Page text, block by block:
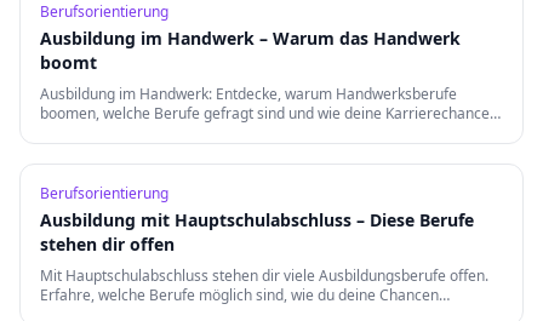
Berufsorientierung
Ausbildung im Handwerk – Warum das Handwerk
boomt
Ausbildung im Handwerk: Entdecke, warum Handwerksberufe
boomen, welche Berufe gefragt sind und wie deine Karrierechancen
Berufsorientierung
Ausbildung mit Hauptschulabschluss – Diese Berufe
stehen dir offen
Mit Hauptschulabschluss stehen dir viele Ausbildungsberufe offen.
Erfahre, welche Berufe möglich sind, wie du deine Chancen